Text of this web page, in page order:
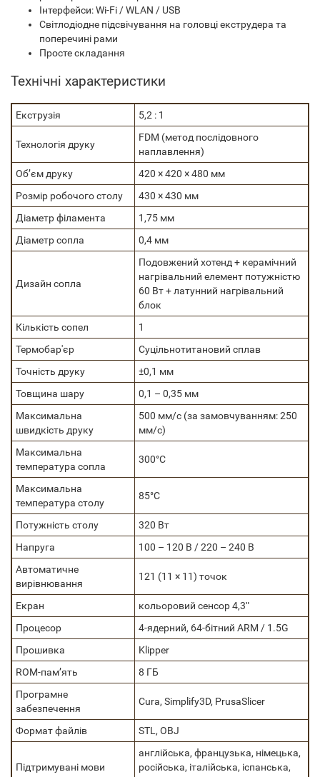
Інтерфейси: Wi-Fi / WLAN / USB
Світлодіодне підсвічування на головці екструдера та
поперечині рами
Просте складання
Технічні характеристики
Екструзія 5,2 : 1
Технологія друку
FDM (метод послідовного
наплавлення)
Об’єм друку
420 × 420 × 480 мм
Розмір робочого столу
430 × 430 мм
Діаметр філамента
1,75 мм
Діаметр сопла
0,4 мм
Дизайн сопла
Подовжений хотенд + керамічний
нагрівальний елемент потужністю
60 Вт + латунний нагрівальний
блок
Кількість сопел
1
Термобар'єр
Суцільнотитановий сплав
Точність друку
±0,1 мм
Товщина шару
0,1 – 0,35 мм
Максимальна
швидкість друку
500 мм/с (за замовчуванням: 250
мм/с)
Максимальна
температура сопла
300°C
Максимальна
температура столу
85°C
Потужність столу
320 Вт
Напруга
100 – 120 В / 220 – 240 В
Автоматичне
вирівнювання
121 (11 × 11) точок
Екран
кольоровий сенсор 4,3ʺ
Процесор
4-ядерний, 64-бітний ARM / 1.5G
Прошивка
Klipper
ROM-пам’ять
8 ГБ
Програмне
забезпечення
Cura, Simplify3D, PrusaSlicer
Формат файлів STL, OBJ
Підтримувані мови
англійська, французька, німецька,
російська, італійська, іспанська,